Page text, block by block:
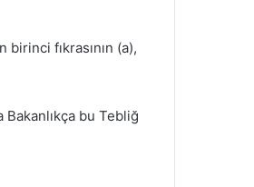
birinci fıkrasının (a),
Bakanlıkça bu Tebliğ